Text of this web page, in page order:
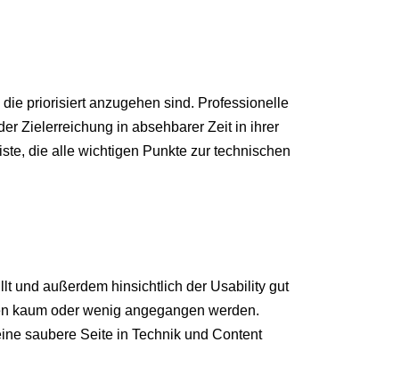
priorisiert anzugehen sind. Professionelle
Zielerreichung in absehbarer Zeit in ihrer
die alle wichtigen Punkte zur technischen
und außerdem hinsichtlich der Usability gut
kaum oder wenig angegangen werden.
saubere Seite in Technik und Content